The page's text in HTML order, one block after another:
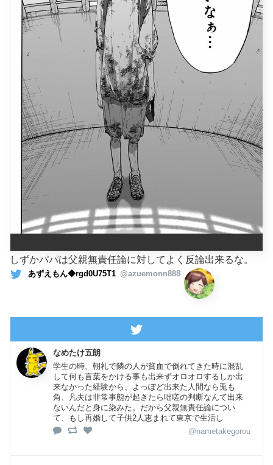
しずかパパは父親無責任論に対してよく反論出来るな。
あずえもん◆rgd0U75T1 @azuemonn888
なめたけ五朗
学生の時、朝礼で隣の人が貧血で倒れてきた時に混乱
して何も言葉をかける事も出来ずオロオロするしか出
来なかった経験から、よっぽど出来た人間なら兎も
角、凡夫は非常事態が起きたら咄嗟の判断なんて出来
ないんだと身に染みた。だから父親無責任論につい
て、もし再婚して子供2人恵まれて東京で生活し
@nametakegorou